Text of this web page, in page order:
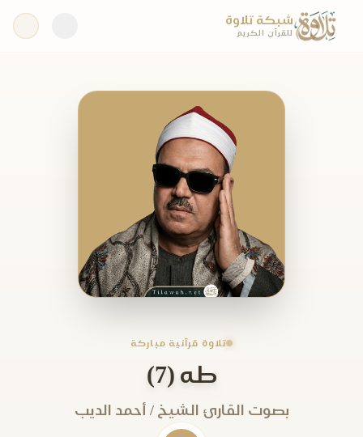
شبكة تلاوة
للقرآن الكريم
تلاوة قرآنية مباركة
طه (7)
بصوت القارئ الشيخ / أحمد الديب